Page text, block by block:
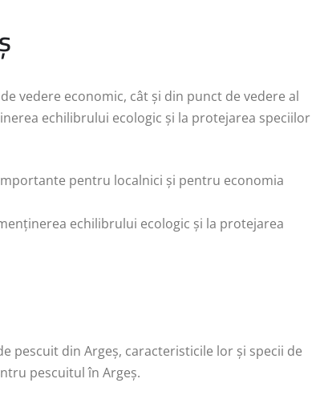
vedere economic, cât și din punct de vedere al
echilibrului ecologic și la protejarea speciilor
pentru localnici și pentru economia
echilibrului ecologic și la protejarea
pescuit din Argeș, caracteristicile lor și specii de
pescuitul în Argeș.